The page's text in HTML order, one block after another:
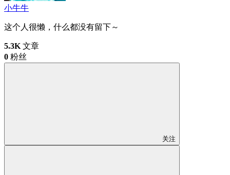
小牛牛
这个人很懒，什么都没有留下～
5.3K 文章
0 粉丝
关注